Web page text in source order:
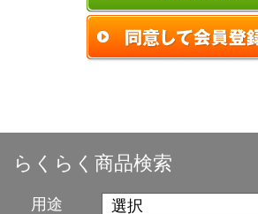
らくらく商品検索
用途